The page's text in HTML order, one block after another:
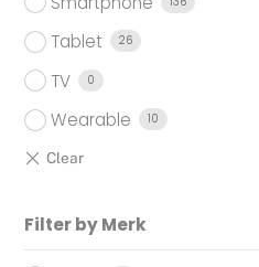
Tablet 26
TV 0
Wearable 10
Filter by Merk